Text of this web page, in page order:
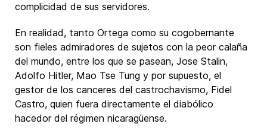
complicidad de sus servidores.
En realidad, tanto Ortega como su cogobernante
son fieles admiradores de sujetos con la peor calaña
del mundo, entre los que se pasean, Jose Stalin,
Adolfo Hitler, Mao Tse Tung y por supuesto, el
gestor de los canceres del castrochavismo, Fidel
Castro, quien fuera directamente el diabólico
hacedor del régimen nicaragüense.